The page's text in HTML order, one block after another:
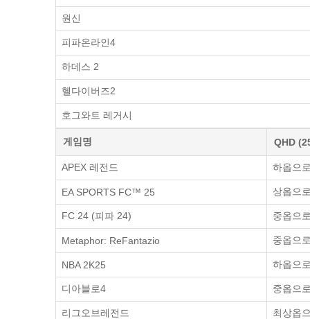
원신
피파온라인4
하데스 2
헬다이버즈2
호그와트 레거시
게임명 QHD
APEX 레전드 하옵으
EA SPORTS FC™ 25 상옵으
FC 24 (피파 24) 중옵으
Metaphor: ReFantazio 중옵으
NBA 2K25 하옵으
디아블로4 중옵으
리그오브레전드 최상옵